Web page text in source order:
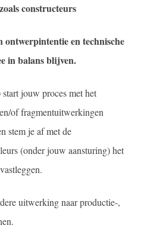
constructeurs
ontwerpintentie en technische
in balans blijven.
jouw proces met het
of fragmentuitwerkingen
stem je af met de
(onder jouw aansturing) het
uitwerking naar productie-,